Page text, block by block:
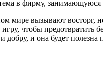
в фирму,
мире вызывают восторг,
чтобы
добру, и она будет